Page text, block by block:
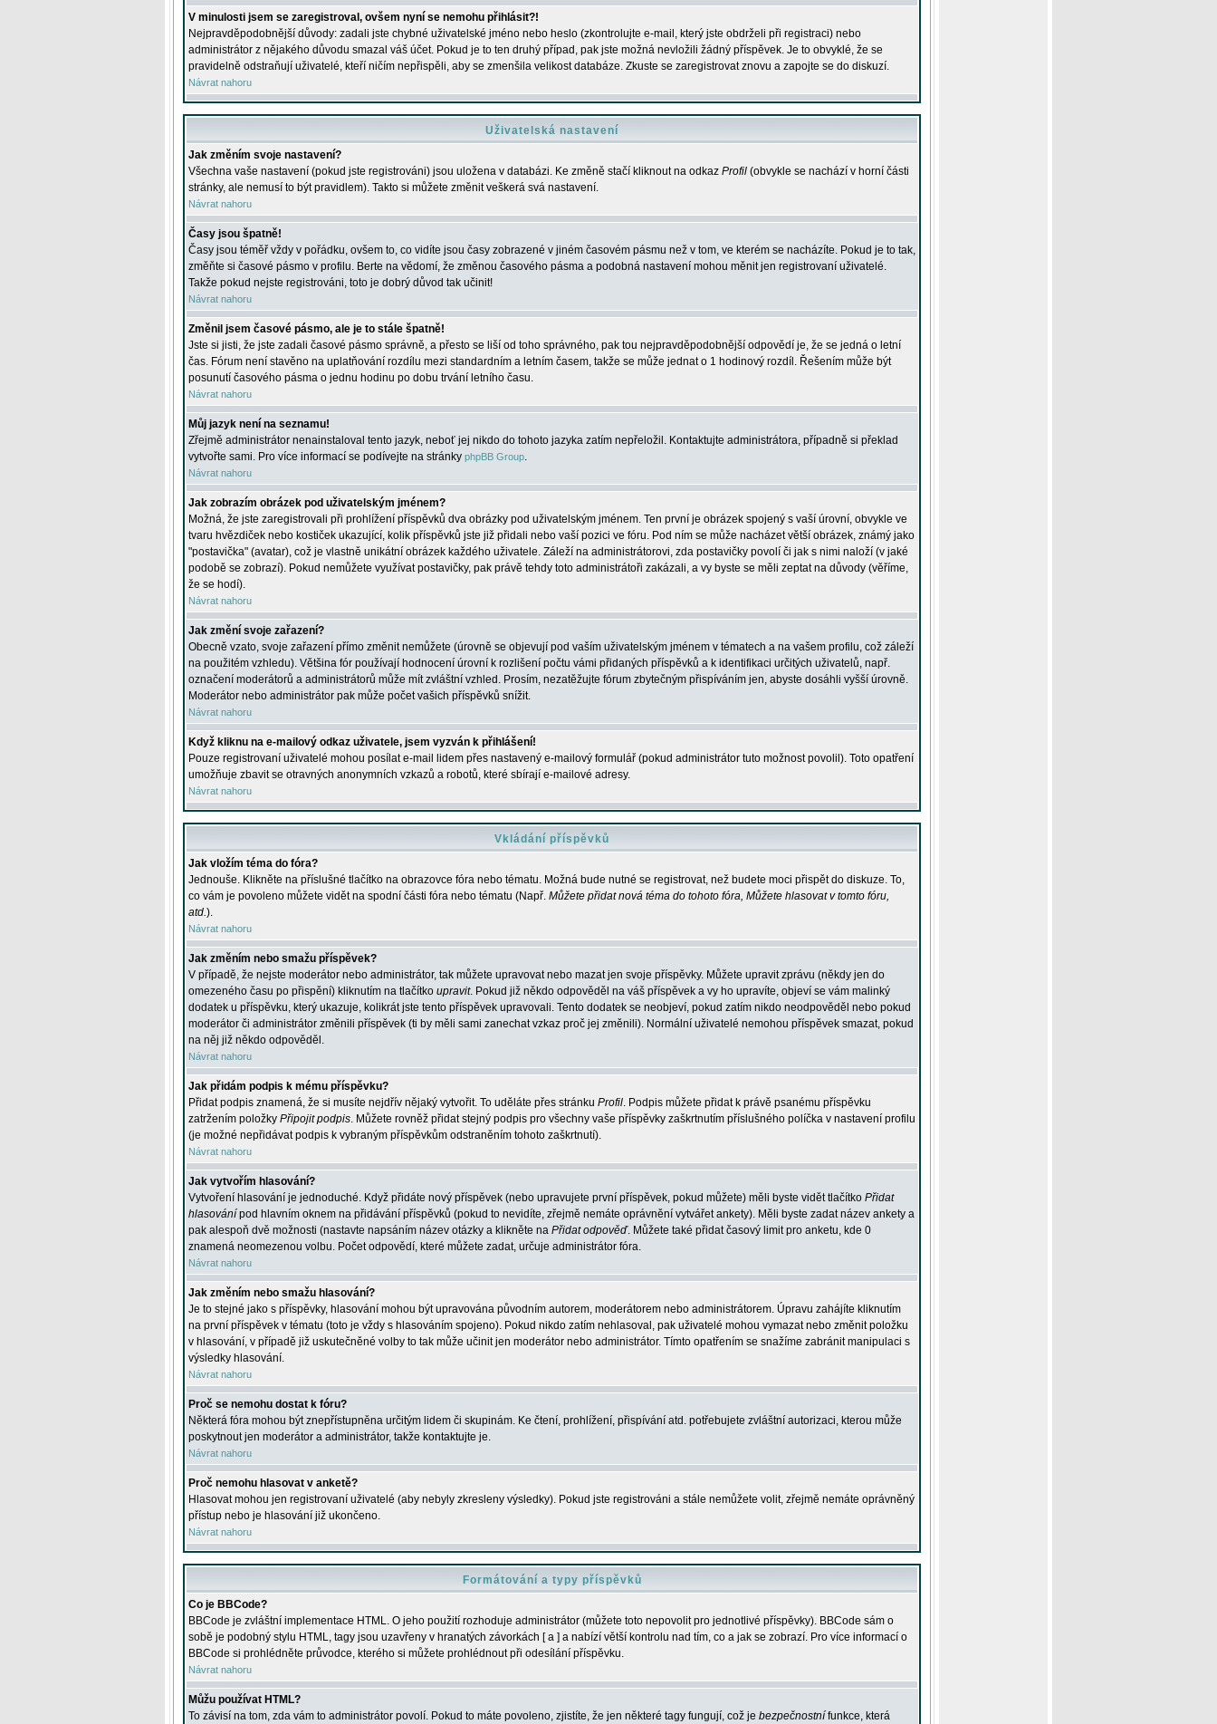
V minulosti jsem se zaregistroval, ovšem nyní se nemohu přihlásit?!
Nejpravděpodobnější důvody: zadali jste chybné uživatelské jméno nebo heslo (zkontrolujte e-mail, který jste obdrželi při registraci) nebo
administrátor z nějakého důvodu smazal váš účet. Pokud je to ten druhý případ, pak jste možná nevložili žádný příspěvek. Je to obvyklé, že se
pravidelně odstraňují uživatelé, kteří ničím nepřispěli, aby se zmenšila velikost databáze. Zkuste se zaregistrovat znovu a zapojte se do diskuzí.
Návrat nahoru
Uživatelská nastavení
Jak změním svoje nastavení?
Všechna vaše nastavení (pokud jste registrováni) jsou uložena v databázi. Ke změně stačí kliknout na odkaz Profil (obvykle se nachází v horní části
stránky, ale nemusí to být pravidlem). Takto si můžete změnit veškerá svá nastavení.
Návrat nahoru
Časy jsou špatně!
Časy jsou téměř vždy v pořádku, ovšem to, co vidíte jsou časy zobrazené v jiném časovém pásmu než v tom, ve kterém se nacházíte. Pokud je to tak,
změňte si časové pásmo v profilu. Berte na vědomí, že změnou časového pásma a podobná nastavení mohou měnit jen registrovaní uživatelé.
Takže pokud nejste registrováni, toto je dobrý důvod tak učinit!
Návrat nahoru
Změnil jsem časové pásmo, ale je to stále špatně!
Jste si jisti, že jste zadali časové pásmo správně, a přesto se liší od toho správného, pak tou nejpravděpodobnější odpovědí je, že se jedná o letní
čas. Fórum není stavěno na uplatňování rozdílu mezi standardním a letním časem, takže se může jednat o 1 hodinový rozdíl. Řešením může být
posunutí časového pásma o jednu hodinu po dobu trvání letního času.
Návrat nahoru
Můj jazyk není na seznamu!
Zřejmě administrátor nenainstaloval tento jazyk, neboť jej nikdo do tohoto jazyka zatím nepřeložil. Kontaktujte administrátora, případně si překlad
vytvořte sami. Pro více informací se podívejte na stránky phpBB Group.
Návrat nahoru
Jak zobrazím obrázek pod uživatelským jménem?
Možná, že jste zaregistrovali při prohlížení příspěvků dva obrázky pod uživatelským jménem. Ten první je obrázek spojený s vaší úrovní, obvykle ve
tvaru hvězdiček nebo kostiček ukazující, kolik příspěvků jste již přidali nebo vaší pozici ve fóru. Pod ním se může nacházet větší obrázek, známý jako
"postavička" (avatar), což je vlastně unikátní obrázek každého uživatele. Záleží na administrátorovi, zda postavičky povolí či jak s nimi naloží (v jaké
podobě se zobrazí). Pokud nemůžete využívat postavičky, pak právě tehdy toto administrátoři zakázali, a vy byste se měli zeptat na důvody (věříme,
že se hodí).
Návrat nahoru
Jak změní svoje zařazení?
Obecně vzato, svoje zařazení přímo změnit nemůžete (úrovně se objevují pod vaším uživatelským jménem v tématech a na vašem profilu, což záleží
na použitém vzhledu). Většina fór používají hodnocení úrovní k rozlišení počtu vámi přidaných příspěvků a k identifikaci určitých uživatelů, např.
označení moderátorů a administrátorů může mít zvláštní vzhled. Prosím, nezatěžujte fórum zbytečným přispíváním jen, abyste dosáhli vyšší úrovně.
Moderátor nebo administrátor pak může počet vašich příspěvků snížit.
Návrat nahoru
Když kliknu na e-mailový odkaz uživatele, jsem vyzván k přihlášení!
Pouze registrovaní uživatelé mohou posílat e-mail lidem přes nastavený e-mailový formulář (pokud administrátor tuto možnost povolil). Toto opatření
umožňuje zbavit se otravných anonymních vzkazů a robotů, které sbírají e-mailové adresy.
Návrat nahoru
Vkládání příspěvků
Jak vložím téma do fóra?
Jednouše. Klikněte na příslušné tlačítko na obrazovce fóra nebo tématu. Možná bude nutné se registrovat, než budete moci přispět do diskuze. To,
co vám je povoleno můžete vidět na spodní části fóra nebo tématu (Např. Můžete přidat nová téma do tohoto fóra, Můžete hlasovat v tomto fóru,
atd.).
Návrat nahoru
Jak změním nebo smažu příspěvek?
V případě, že nejste moderátor nebo administrátor, tak můžete upravovat nebo mazat jen svoje příspěvky. Můžete upravit zprávu (někdy jen do
omezeného času po přispění) kliknutím na tlačítko upravit. Pokud již někdo odpověděl na váš příspěvek a vy ho upravíte, objeví se vám malinký
dodatek u příspěvku, který ukazuje, kolikrát jste tento příspěvek upravovali. Tento dodatek se neobjeví, pokud zatím nikdo neodpověděl nebo pokud
moderátor či administrátor změnili příspěvek (ti by měli sami zanechat vzkaz proč jej změnili). Normální uživatelé nemohou příspěvek smazat, pokud
na něj již někdo odpověděl.
Návrat nahoru
Jak přidám podpis k mému příspěvku?
Přidat podpis znamená, že si musíte nejdřív nějaký vytvořit. To uděláte přes stránku Profil. Podpis můžete přidat k právě psanému příspěvku
zatržením položky Připojit podpis. Můžete rovněž přidat stejný podpis pro všechny vaše příspěvky zaškrtnutím příslušného políčka v nastavení profilu
(je možné nepřidávat podpis k vybraným příspěvkům odstraněním tohoto zaškrtnutí).
Návrat nahoru
Jak vytvořím hlasování?
Vytvoření hlasování je jednoduché. Když přidáte nový příspěvek (nebo upravujete první příspěvek, pokud můžete) měli byste vidět tlačítko Přidat
hlasování pod hlavním oknem na přidávání příspěvků (pokud to nevidíte, zřejmě nemáte oprávnění vytvářet ankety). Měli byste zadat název ankety a
pak alespoň dvě možnosti (nastavte napsáním název otázky a klikněte na Přidat odpověď. Můžete také přidat časový limit pro anketu, kde 0
znamená neomezenou volbu. Počet odpovědí, které můžete zadat, určuje administrátor fóra.
Návrat nahoru
Jak změním nebo smažu hlasování?
Je to stejné jako s příspěvky, hlasování mohou být upravována původním autorem, moderátorem nebo administrátorem. Úpravu zahájíte kliknutím
na první příspěvek v tématu (toto je vždy s hlasováním spojeno). Pokud nikdo zatím nehlasoval, pak uživatelé mohou vymazat nebo změnit položku
v hlasování, v případě již uskutečněné volby to tak může učinit jen moderátor nebo administrátor. Tímto opatřením se snažíme zabránit manipulaci s
výsledky hlasování.
Návrat nahoru
Proč se nemohu dostat k fóru?
Některá fóra mohou být znepřístupněna určitým lidem či skupinám. Ke čtení, prohlížení, přispívání atd. potřebujete zvláštní autorizaci, kterou může
poskytnout jen moderátor a administrátor, takže kontaktujte je.
Návrat nahoru
Proč nemohu hlasovat v anketě?
Hlasovat mohou jen registrovaní uživatelé (aby nebyly zkresleny výsledky). Pokud jste registrováni a stále nemůžete volit, zřejmě nemáte oprávněný
přístup nebo je hlasování již ukončeno.
Návrat nahoru
Formátování a typy příspěvků
Co je BBCode?
BBCode je zvláštní implementace HTML. O jeho použití rozhoduje administrátor (můžete toto nepovolit pro jednotlivé příspěvky). BBCode sám o
sobě je podobný stylu HTML, tagy jsou uzavřeny v hranatých závorkách [ a ] a nabízí větší kontrolu nad tím, co a jak se zobrazí. Pro více informací o
BBCode si prohlédněte průvodce, kterého si můžete prohlédnout při odesílání příspěvku.
Návrat nahoru
Můžu používat HTML?
To závisí na tom, zda vám to administrátor povolí. Pokud to máte povoleno, zjistíte, že jen některé tagy fungují, což je bezpečnostní funkce, která